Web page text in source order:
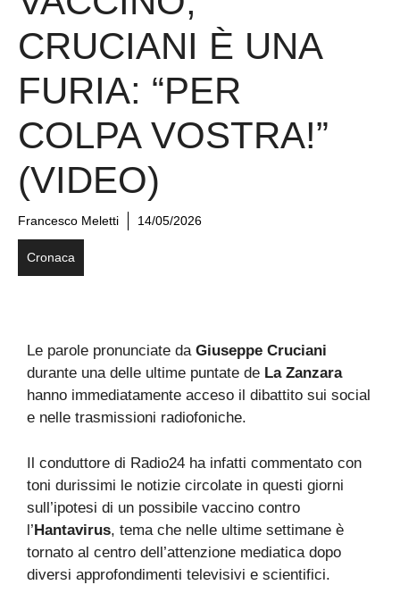
CRUCIANI È UNA
FURIA: “PER
COLPA VOSTRA!”
(VIDEO)
Francesco Meletti 14/05/2026
Cronaca
Le parole pronunciate da Giuseppe Cruciani
durante una delle ultime puntate de La Zanzara
hanno immediatamente acceso il dibattito sui social
e nelle trasmissioni radiofoniche.
Il conduttore di Radio24 ha infatti commentato con
toni durissimi le notizie circolate in questi giorni
sull’ipotesi di un possibile vaccino contro
l’Hantavirus, tema che nelle ultime settimane è
tornato al centro dell’attenzione mediatica dopo
diversi approfondimenti televisivi e scientifici.